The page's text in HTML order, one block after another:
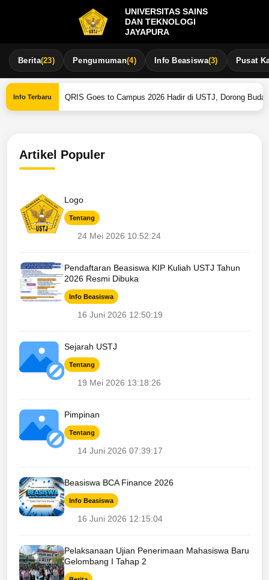
UNIVERSITAS SAINS
DAN TEKNOLOGI
JAYAPURA
Berita(23) Pengumuman(4) Info Beasiswa(3) Pusat
Info Terbaru
Bakti 2026 QRIS Goes to Campus 2026 Hadir di USTJ, Dorong
Artikel Populer
Logo
Tentang
24 Mei 2026 10:52:24
Pendaftaran Beasiswa KIP Kuliah USTJ Tahun
2026 Resmi Dibuka
Info Beasiswa
16 Juni 2026 12:50:19
Sejarah USTJ
Tentang
19 Mei 2026 13:18:26
Pimpinan
Tentang
14 Juni 2026 07:39:17
Beasiswa BCA Finance 2026
Info Beasiswa
16 Juni 2026 12:15:04
Pelaksanaan Ujian Penerimaan Mahasiswa Baru
Gelombang I Tahap 2